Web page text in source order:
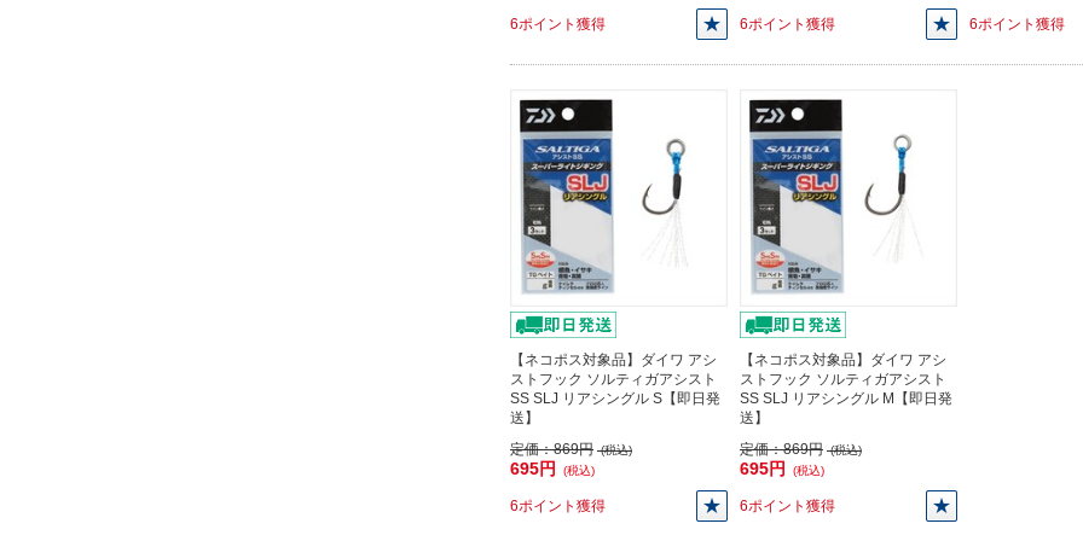
6ポイント獲得 6ポイント獲得 6ポイント獲得
【ネコポス対象品】ダイワ アシ
ストフック ソルティガアシスト
SS SLJ リアシングル S【即日発
送】
定価：869円 (税込)
695円 (税込)
6ポイント獲得
【ネコポス対象品】ダイワ アシ
ストフック ソルティガアシスト
SS SLJ リアシングル M【即日発
送】
定価：869円 (税込)
695円 (税込)
6ポイント獲得